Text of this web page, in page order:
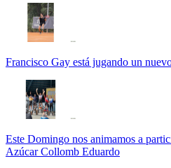
Francisco Gay está jugando un
Este Domingo nos animamos a
Azúcar Collomb Eduardo